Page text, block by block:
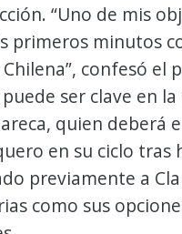
“Uno de mis
primeros minutos
confesó el
ser clave en
quien deberá
en su ciclo tras
previamente a
como sus